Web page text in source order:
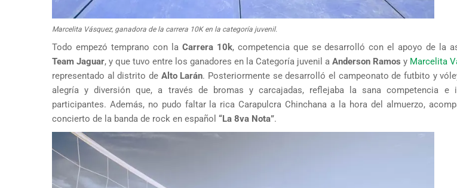
Marcelita Vásquez, ganadora de la carrera 10K en la categoría juvenil.
Todo empezó temprano con la Carrera 10k, competencia que se desarrolló con el apoyo de la
Team Jaguar, y que tuvo entre los ganadores en la Categoría juvenil a Anderson Ramos y Marcelita
representado al distrito de Alto Larán. Posteriormente se desarrolló el campeonato de futbito y
alegría y diversión que, a través de bromas y carcajadas, reflejaba la sana competencia e
participantes. Además, no pudo faltar la rica Carapulcra Chinchana a la hora del almuerzo,
concierto de la banda de rock en español “La 8va Nota”.